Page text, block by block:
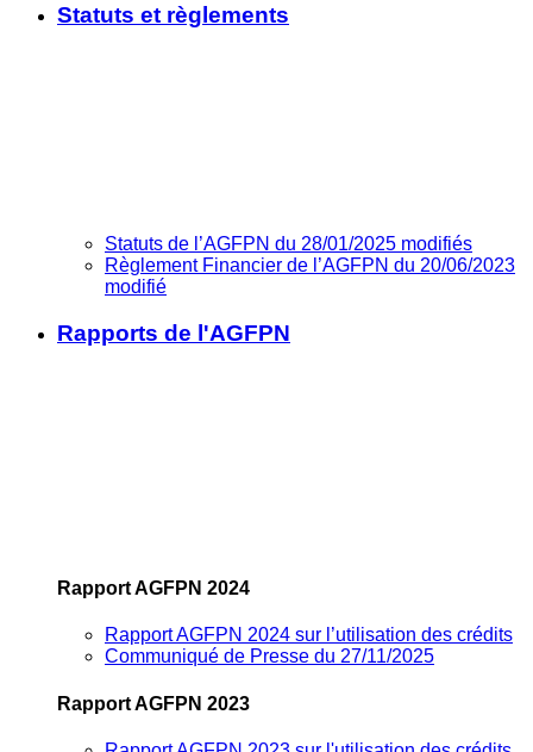
Statuts et règlements
Statuts de l’AGFPN du 28/01/2025 modifiés
Règlement Financier de l’AGFPN du 20/06/2023
modifié
Rapports de l'AGFPN
Rapport AGFPN 2024
Rapport AGFPN 2024 sur l’utilisation des crédits
Communiqué de Presse du 27/11/2025
Rapport AGFPN 2023